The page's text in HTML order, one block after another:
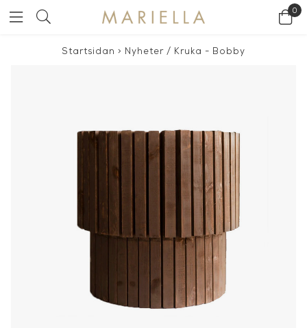
0
Startsidan > Nyheter / Kruka - Bobby